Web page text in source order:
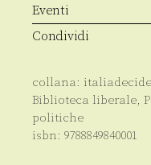
Eventi
Condividi
collana: italiadecide
Biblioteca liberale,
politiche
isbn: 9788849840001